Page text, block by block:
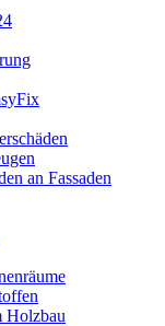
an Fassaden
Holzbau